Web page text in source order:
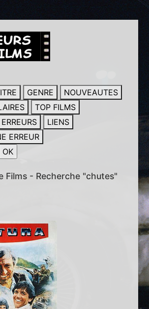
GENRE
NOUVEAUTES
TOP FILMS
LIENS
ERREUR
Films - Recherche "chutes"